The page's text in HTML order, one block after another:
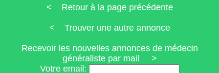
< Retour à la page précédente
< Trouver une autre annonce
Recevoir les nouvelles annonces de médecin
généraliste par mail >
Votre email: